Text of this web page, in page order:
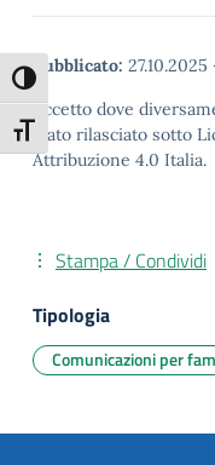
Attiva/disattiva alto
Attiva/disattiva
Pubblicato: 27.10.2025
Eccetto dove
stato rilasciato sotto
Attribuzione 4.0 Italia.
Stampa / Condividi
Tipologia
Comunicazioni per